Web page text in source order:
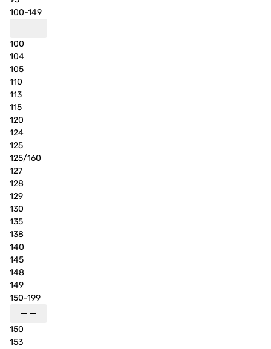
100-149
100
104
105
110
113
115
120
124
125
125/160
127
128
129
130
135
138
140
145
148
149
150-199
150
153